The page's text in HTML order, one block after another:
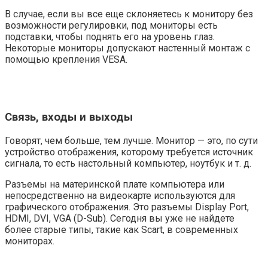
В случае, если вы все еще склоняетесь к монитору без
возможности регулировки, под мониторы есть
подставки, чтобы поднять его на уровень глаз.
Некоторые мониторы допускают настенный монтаж с
помощью крепления VESA.
Связь, входы и выходы
Говорят, чем больше, тем лучше. Монитор — это, по сути
устройство отображения, которому требуется источник
сигнала, то есть настольный компьютер, ноутбук и т. д.
Разъемы на материнской плате компьютера или
непосредственно на видеокарте используются для
графического отображения. Это разъемы Display Port,
HDMI, DVI, VGA (D-Sub). Сегодня вы уже не найдете
более старые типы, такие как Scart, в современных
мониторах.